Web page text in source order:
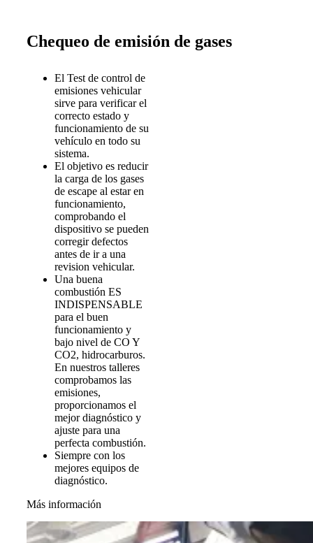
Chequeo de emisión de gases
El Test de control de
emisiones vehicular
sirve para verificar el
correcto estado y
funcionamiento de su
vehículo en todo su
sistema.
El objetivo es reducir
la carga de los gases
de escape al estar en
funcionamiento,
comprobando el
dispositivo se pueden
corregir defectos
antes de ir a una
revision vehicular.
Una buena
combustión ES
INDISPENSABLE
para el buen
funcionamiento y
bajo nivel de CO Y
CO2, hidrocarburos.
En nuestros talleres
comprobamos las
emisiones,
proporcionamos el
mejor diagnóstico y
ajuste para una
perfecta combustión.
Siempre con los
mejores equipos de
diagnóstico.
Más información